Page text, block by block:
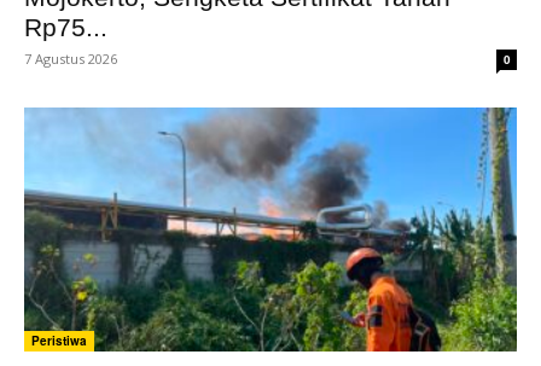
Rp75...
7 Agustus 2026 0
Peristiwa